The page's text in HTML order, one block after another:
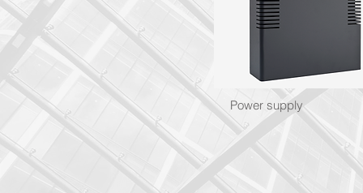
Power supply